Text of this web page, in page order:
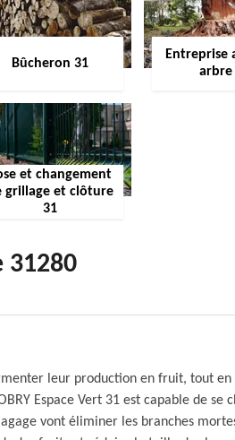
Bûcheron 31
Entreprise
arbre
et changement
grillage et clôture
31
31280
leur production en fruit, tout en
Espace Vert 31 est capable de se
vont éliminer les branches